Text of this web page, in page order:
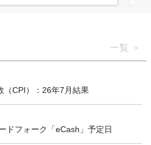
一覧
（CPI）：26年7月結果
ドフォーク「eCash」予定日